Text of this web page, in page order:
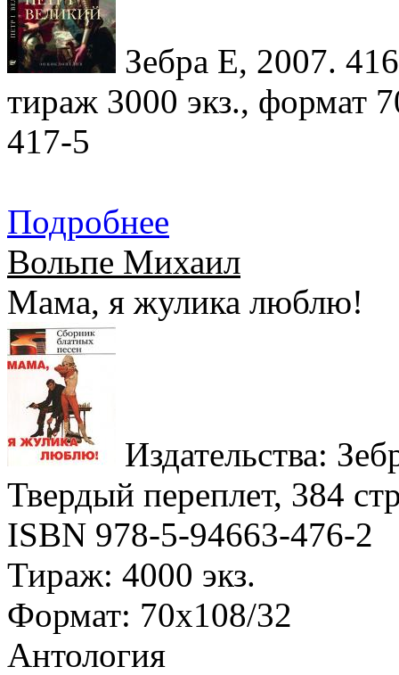
Зебра Е, 2007.
тираж 3000 экз., формат
417-5
Подробнее
Вольпе Михаил
Мама, я жулика люблю!
Издательства:
Твердый переплет, 384
ISBN 978-5-94663-476-2
Тираж: 4000 экз.
Формат: 70x108/32
Антология